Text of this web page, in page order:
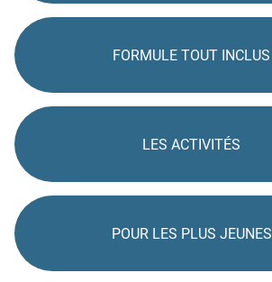
FORMULE TOUT INCLUS
LES ACTIVITÉS
POUR LES PLUS JEUNES